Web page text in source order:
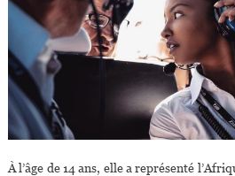
À l’âge de 14 ans, elle a représenté